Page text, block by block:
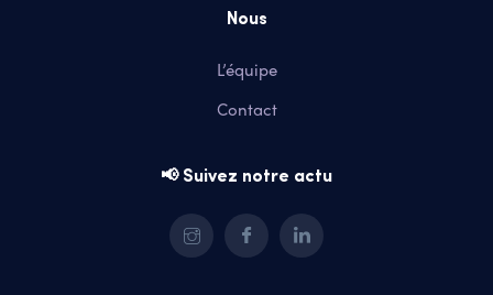
Nous
L’équipe
Contact
📢 Suivez notre actu